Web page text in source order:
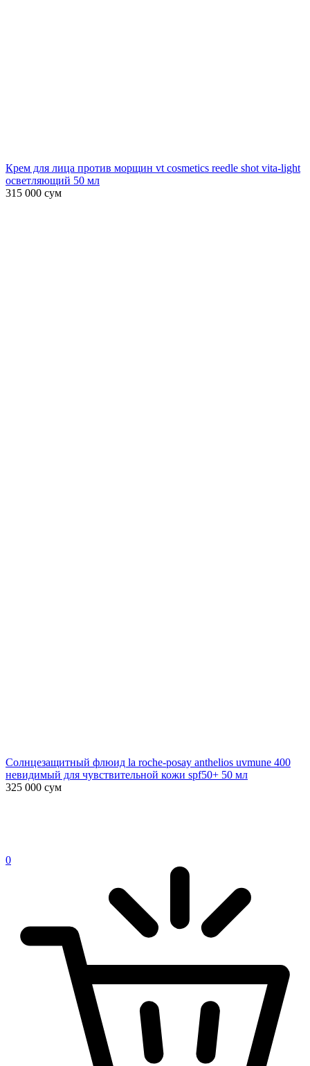
Крем для лица против морщин vt cosmetics reedle shot vita-light
осветляющий 50 мл
315 000 сум
Солнцезащитный флюид la roche-posay anthelios uvmune 400
невидимый для чувствительной кожи spf50+ 50 мл
325 000 сум
0